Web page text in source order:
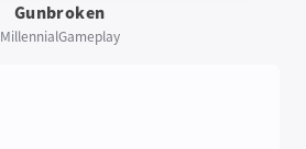
Gunbroken
MillennialGameplay